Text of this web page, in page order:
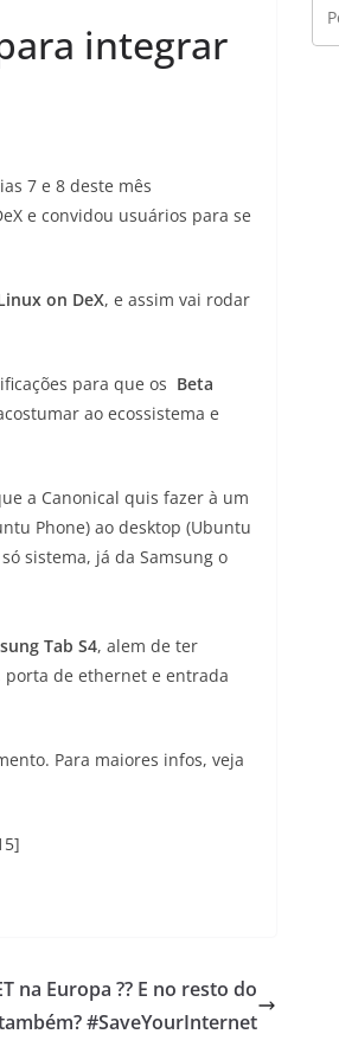
integrar
7 e 8 deste mês
e convidou usuários para se
on DeX, e assim vai rodar
para que os Beta
ao ecossistema e
a Canonical quis fazer à um
Phone) ao desktop (Ubuntu
sistema, já da Samsung o
Tab S4, alem de ter
porta de ethernet e entrada
Para maiores infos, veja
na Europa ?? E no resto do
#SaveYourInternet